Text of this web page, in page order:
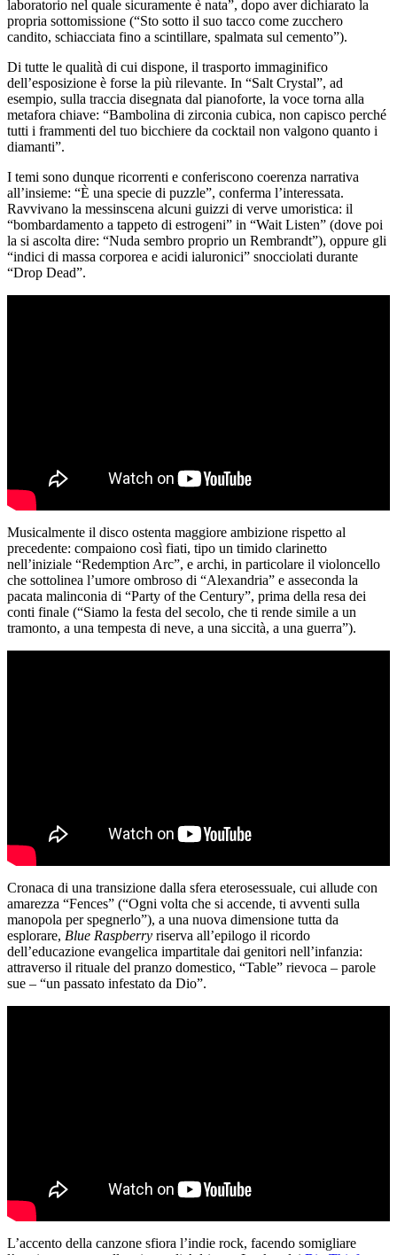
laboratorio nel quale sicuramente è nata”, dopo aver dichiarato la
propria sottomissione (“Sto sotto il suo tacco come zucchero
candito, schiacciata fino a scintillare, spalmata sul cemento”).
Di tutte le qualità di cui dispone, il trasporto immaginifico
dell’esposizione è forse la più rilevante. In “Salt Crystal”, ad
esempio, sulla traccia disegnata dal pianoforte, la voce torna alla
metafora chiave: “Bambolina di zirconia cubica, non capisco perché
tutti i frammenti del tuo bicchiere da cocktail non valgono quanto i
diamanti”.
I temi sono dunque ricorrenti e conferiscono coerenza narrativa
all’insieme: “È una specie di puzzle”, conferma l’interessata.
Ravvivano la messinscena alcuni guizzi di verve umoristica: il
“bombardamento a tappeto di estrogeni” in “Wait Listen” (dove poi
la si ascolta dire: “Nuda sembro proprio un Rembrandt”), oppure gli
“indici di massa corporea e acidi ialuronici” snocciolati durante
“Drop Dead”.
Musicalmente il disco ostenta maggiore ambizione rispetto al
precedente: compaiono così fiati, tipo un timido clarinetto
nell’iniziale “Redemption Arc”, e archi, in particolare il violoncello
che sottolinea l’umore ombroso di “Alexandria” e asseconda la
pacata malinconia di “Party of the Century”, prima della resa dei
conti finale (“Siamo la festa del secolo, che ti rende simile a un
tramonto, a una tempesta di neve, a una siccità, a una guerra”).
Cronaca di una transizione dalla sfera eterosessuale, cui allude con
amarezza “Fences” (“Ogni volta che si accende, ti avventi sulla
manopola per spegnerlo”), a una nuova dimensione tutta da
esplorare, Blue Raspberry riserva all’epilogo il ricordo
dell’educazione evangelica impartitale dai genitori nell’infanzia:
attraverso il rituale del pranzo domestico, “Table” rievoca – parole
sue – “un passato infestato da Dio”.
L’accento della canzone sfiora l’indie rock, facendo somigliare